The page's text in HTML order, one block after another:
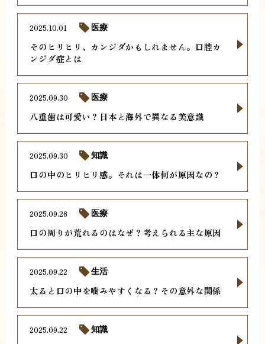
そのヒリヒリ、カンジダかもしれません。口腔カ
ンジダ症とは
2025.10.01 医療
八重歯は可愛い？日本と海外で異なる美意識
2025.09.30 医療
口の中のヒリヒリ感。それは一体何が原因なの？
2025.09.30 知識
口の周りが荒れるのはなぜ？考えられる主な原因
2025.09.26 医療
太ると口の中を噛みやすくなる？その意外な関係
2025.09.22 生活
2025.09.22 知識